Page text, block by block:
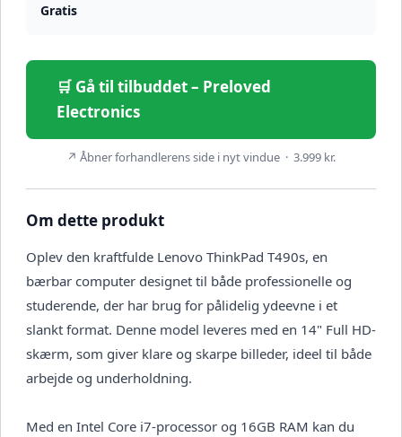
Gratis
🛒 Gå til tilbuddet – Preloved
Electronics
↗ Åbner forhandlerens side i nyt vindue · 3.999 kr.
Om dette produkt
Oplev den kraftfulde Lenovo ThinkPad T490s, en
bærbar computer designet til både professionelle og
studerende, der har brug for pålidelig ydeevne i et
slankt format. Denne model leveres med en 14" Full HD-
skærm, som giver klare og skarpe billeder, ideel til både
arbejde og underholdning.
Med en Intel Core i7-processor og 16GB RAM kan du